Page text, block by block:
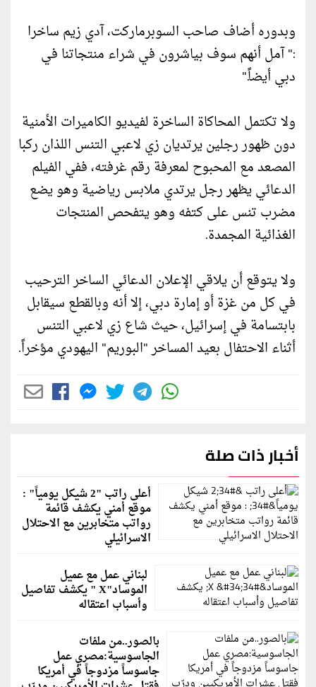
وبدوره أضاف صاحب السوبرماركت، آدي زيم ساخرا
:" آمل أنهم سوف بياشرون في شراء منتجاتنا في
دبي أيضاً."
ولا تكتمل المحاكاة الساخرة لفيديو الكاميرات الأمنية
دون ظهور رجلين يرتديان زي لاعبي التنس اللذان ركبا
المصعد مع المحبوح لمعرفة رقم غرفته، ففي الفيلم
الدعائي يظهر رجل يرتدي ملابس رياضية وهو يضع
مضرب تنس على كتفه وهو يتفحص المنتجات
الغذائية المجمدة.
ولا يتوقع أن يلاقي الإعلان الدعائي الساخر الترحيب
في كل من غزة أو إمارة دبي، إلا أنه وبالقطع سيقابل
بابتسامة في إسرائيل، حيث شاع زي لاعبي التنس
أثناء الاحتفال بعيد المساخر "البوريم" اليهودي مؤخراً.
أخبار ذات صلة
أعلى راتب "2 شيكل يومياً" :
موقع أمني يكشف قائمة
رواتب متخابرين مع الاحتلال
الاسرائيلي
لبناني عمل مع عميل
الموساد"X " يكشف تفاصيل
وأسباب اعتقاله
بالصور..من ملفات
الجاسوسية:مصري عمل
جاسوساً مزدوجاً في أمريكا